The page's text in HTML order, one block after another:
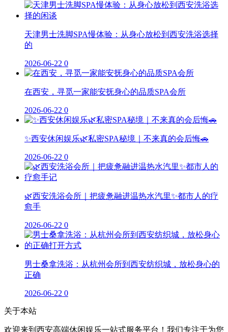
天津男士洗脚SPA慢体验：从身心放松到西安洗浴选择
的
2026-06-22 0
在西安，寻觅一家能安抚身心的品质SPA会所
2026-06-22 0
✨西安休闲娱乐🌿私密SPA秘境｜不来真的会后悔🚗
2026-06-22 0
🌿西安洗浴会所｜把疲惫融进温热水汽里✨都市人的疗
愈手
2026-06-22 0
男士桑拿洗浴：从杭州会所到西安纺织城，放松身心的
正确
2026-06-22 0
关于本站
欢迎来到西安高端休闲娱乐一站式服务平台！我们专注于为您